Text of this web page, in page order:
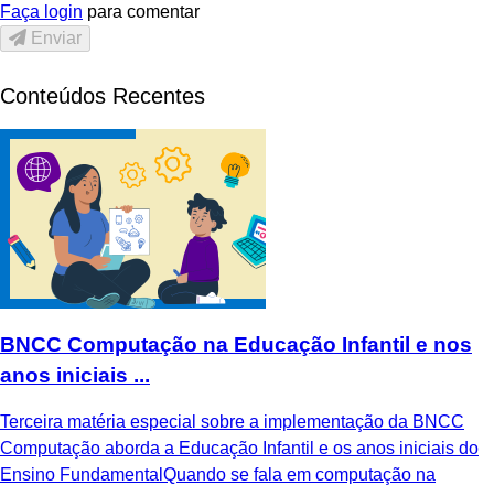
Faça login para comentar
Enviar
Conteúdos Recentes
BNCC Computação na Educação Infantil e nos
anos iniciais ...
Terceira matéria especial sobre a implementação da BNCC
Computação aborda a Educação Infantil e os anos iniciais do
Ensino FundamentalQuando se fala em computação na